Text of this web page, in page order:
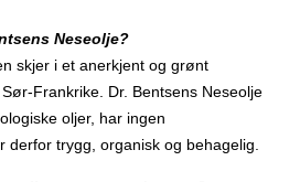
Neseolje?
skjer i et anerkjent og grønt
Frankrike. Dr. Bentsens Neseolje
oljer, har ingen
derfor trygg, organisk og behagelig.